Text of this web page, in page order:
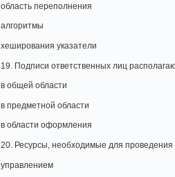
область переполнения
алгоритмы
хеширования указатели
19. Подписи ответственных лиц
в общей области
в предметной области
в области оформления
20. Ресурсы, необходимые для
управлением